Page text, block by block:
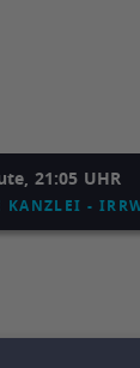
21:05 UHR
KANZLEI -